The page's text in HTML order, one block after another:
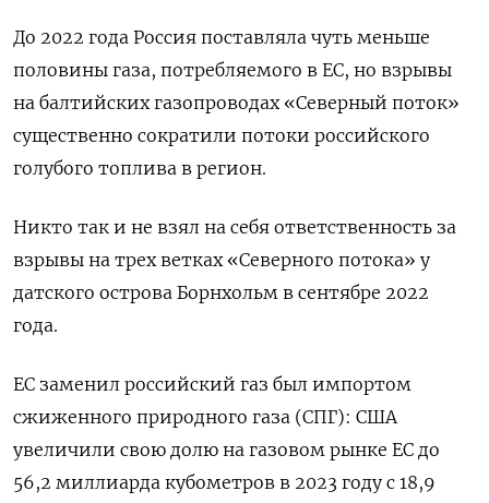
До 2022 года Россия поставляла чуть меньше
половины газа, потребляемого в ЕС, но взрывы
на балтийских газопроводах «Северный поток»
существенно сократили потоки российского
голубого топлива в регион.
Никто так и не взял на себя ответственность за
взрывы на трех ветках «Северного потока» у
датского острова Борнхольм в сентябре 2022
года.
ЕС заменил российский газ был импортом
сжиженного природного газа (СПГ): США
увеличили свою долю на газовом рынке ЕС до
56,2 миллиарда кубометров в 2023 году с 18,9